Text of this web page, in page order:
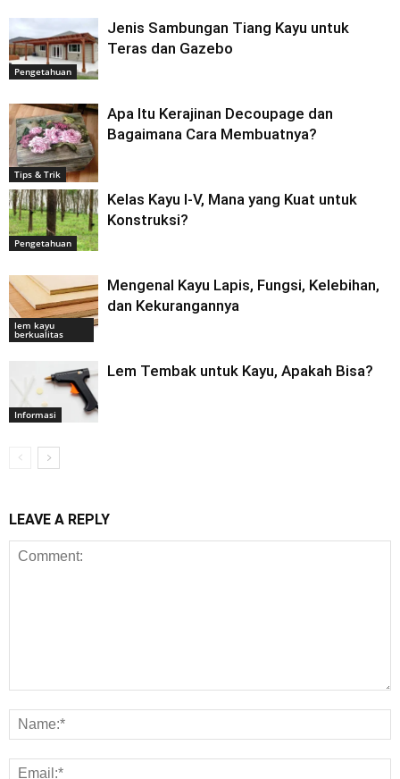
Pengetahuan
Jenis Sambungan Tiang Kayu untuk
Teras dan Gazebo
Tips & Trik
Apa Itu Kerajinan Decoupage dan
Bagaimana Cara Membuatnya?
Pengetahuan
Kelas Kayu I-V, Mana yang Kuat untuk
Konstruksi?
lem kayu
berkualitas
Mengenal Kayu Lapis, Fungsi, Kelebihan,
dan Kekurangannya
Informasi
Lem Tembak untuk Kayu, Apakah Bisa?
LEAVE A REPLY